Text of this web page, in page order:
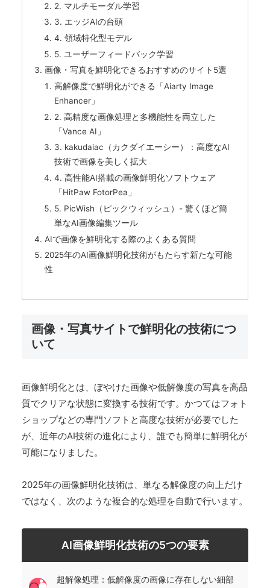
2. マルチモーダル学習
3. エッジAIの台頭
4. 領域特化型モデル
5. ユーザーフィードバック学習
画像・写真を鮮明化できるおすすめのサイト5選
高解像度で鮮明化ができる「Aiarty Image
Enhancer」
2. 高精度な画像処理と多機能性を両立した
「Vance AI」
3. kakudaiac（カクダイエーシー）：高度なAI
技術で画像を美しく拡大
4. 高性能AI搭載の画像鮮明化ソフトウェア
「HitPaw FotorPea」
5. PicWish（ピックウィッシュ）- 驚くほど簡
単なAI画像編集ツール
AIで画像を鮮明化する際のよくある質問
2025年のAI画像鮮明化技術がもたらす新たな可能
性
画像・写真サイトで鮮明化の技術につ
いて
画像鮮明化とは、ぼやけた画像や低解像度の写真を高品
質でクリアな状態に変換する技術です。かつてはフォト
ショップなどの専門ソフトと高度な技術が必要でした
が、近年のAI技術の進化により、誰でも簡単に鮮明化が
可能になりました。
2025年の画像鮮明化技術は、単なる解像度の向上だけ
ではなく、次のような複合的な処理を自動で行います。
AI画像鮮明化技術の5つの要素
超解像処理：低解像度の画像に存在しない細部